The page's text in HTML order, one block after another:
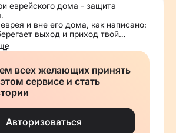
еврейского дома - защита
и вне его дома, как написано:
выход и приход твой
нет мезузы?
свою первую мезузу!
всех желающих принять
сервисе и стать
Авторизоваться